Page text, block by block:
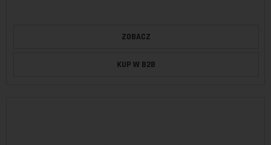
ZOBACZ
KUP W B2B